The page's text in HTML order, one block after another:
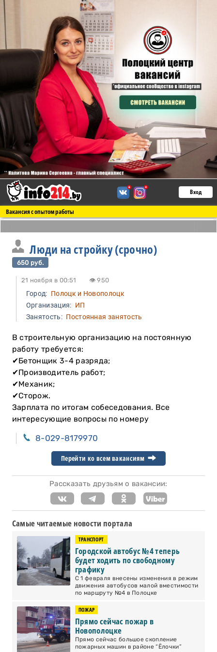
Вход
Вакансия с опытом работы
Люди на стройку (срочно)
650 руб.
21 ноября в 00:51 👁 950
Город: Полоцк и Новополоцк
Организация: ИП
Занятость:Постоянная занятость
В строительную организацию на постоянную
работу требуется:
✔Бетонщик 3-4 разряда;
✔Производитель работ;
✔Механик;
✔Сторож.
Зарплата по итогам собеседования. Все
интересующие вопросы по номеру
8-029-8179970
Перейти ко всем вакансиям
Рассказать друзьям о вакансии:
Самые читаемые новости портала
ТРАНСПОРТ
Городской автобус №4 теперь
будет ходить по свободному
графику
С 1 февраля внесены изменения в режим
движения автобусов малой вместимости
по маршруту №4 в Полоцке
ПОЖАР
Прямо сейчас пожар в
Новополоцке
Прямо сейчас большое скопление
пожарных машин в районе “Ёлочки”